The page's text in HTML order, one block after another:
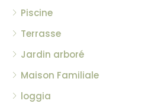
Piscine
Terrasse
Jardin arboré
Maison Familiale
loggia